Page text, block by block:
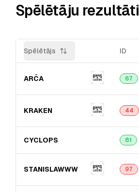
Spēlētāju rezultāti
Spēlētājs ID
ARČA 67
KRAKEN 44
CYCLOPS 81
STANISLAWWW 97